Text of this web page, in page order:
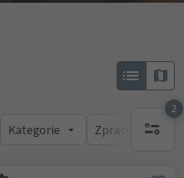
Kategorie Zpracovává
2